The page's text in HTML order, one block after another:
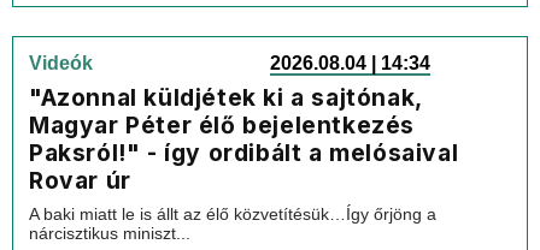
Videók 2026.08.04 | 14:34
"Azonnal küldjétek ki a sajtónak,
Magyar Péter élő bejelentkezés
Paksról!" - így ordibált a melósaival
Rovar úr
A baki miatt le is állt az élő közvetítésük…Így őrjöng a
nárcisztikus miniszt...